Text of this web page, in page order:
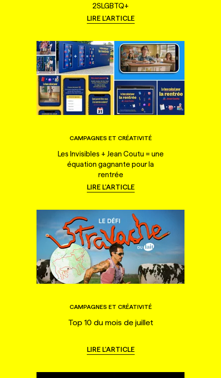
2SLGBTQ+
LIRE L'ARTICLE
CAMPAGNES ET CRÉATIVITÉ
Les Invisibles + Jean Coutu = une
équation gagnante pour la
rentrée
LIRE L'ARTICLE
CAMPAGNES ET CRÉATIVITÉ
Top 10 du mois de juillet
LIRE L'ARTICLE